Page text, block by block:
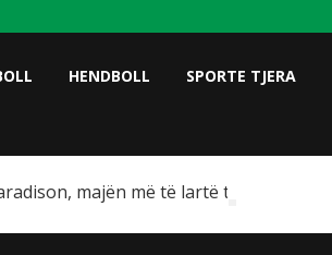
HENDBOLL SPORTE TJERA
majën më të lartë të Italisë